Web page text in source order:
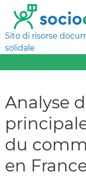
Sito di risorse
solidale
Analyse
du
en